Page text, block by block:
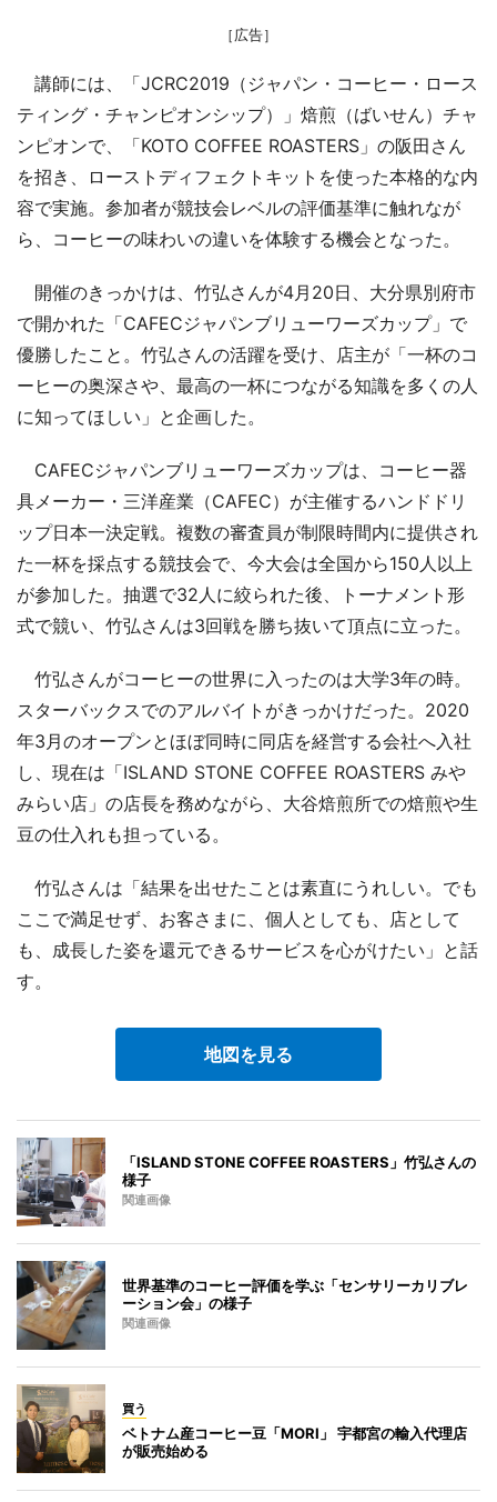
［広告］
講師には、「JCRC2019（ジャパン・コーヒー・ロース
ティング・チャンピオンシップ）」焙煎（ばいせん）チャ
ンピオンで、「KOTO COFFEE ROASTERS」の阪田さん
を招き、ローストディフェクトキットを使った本格的な内
容で実施。参加者が競技会レベルの評価基準に触れなが
ら、コーヒーの味わいの違いを体験する機会となった。
開催のきっかけは、竹弘さんが4月20日、大分県別府市
で開かれた「CAFECジャパンブリューワーズカップ」で
優勝したこと。竹弘さんの活躍を受け、店主が「一杯のコ
ーヒーの奥深さや、最高の一杯につながる知識を多くの人
に知ってほしい」と企画した。
CAFECジャパンブリューワーズカップは、コーヒー器
具メーカー・三洋産業（CAFEC）が主催するハンドドリ
ップ日本一決定戦。複数の審査員が制限時間内に提供され
た一杯を採点する競技会で、今大会は全国から150人以上
が参加した。抽選で32人に絞られた後、トーナメント形
式で競い、竹弘さんは3回戦を勝ち抜いて頂点に立った。
竹弘さんがコーヒーの世界に入ったのは大学3年の時。
スターバックスでのアルバイトがきっかけだった。2020
年3月のオープンとほぼ同時に同店を経営する会社へ入社
し、現在は「ISLAND STONE COFFEE ROASTERS みや
みらい店」の店長を務めながら、大谷焙煎所での焙煎や生
豆の仕入れも担っている。
竹弘さんは「結果を出せたことは素直にうれしい。でも
ここで満足せず、お客さまに、個人としても、店として
も、成長した姿を還元できるサービスを心がけたい」と話
す。
地図を見る
「ISLAND STONE COFFEE ROASTERS」竹弘さんの
様子
関連画像
世界基準のコーヒー評価を学ぶ「センサリーカリブレ
ーション会」の様子
関連画像
買う
ベトナム産コーヒー豆「MORI」 宇都宮の輸入代理店
が販売始める